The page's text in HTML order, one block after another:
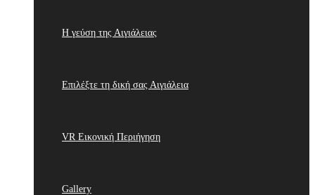
Η γεύση της Αιγιάλειας
Επιλέξτε τη δική σας Αιγιάλεια
VR Εικονική Περιήγηση
Gallery